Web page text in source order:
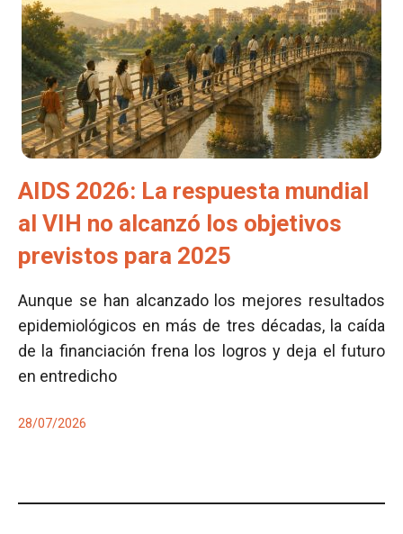
AIDS 2026: La respuesta mundial
al VIH no alcanzó los objetivos
previstos para 2025
Aunque se han alcanzado los mejores resultados
epidemiológicos en más de tres décadas, la caída
de la financiación frena los logros y deja el futuro
en entredicho
28/07/2026